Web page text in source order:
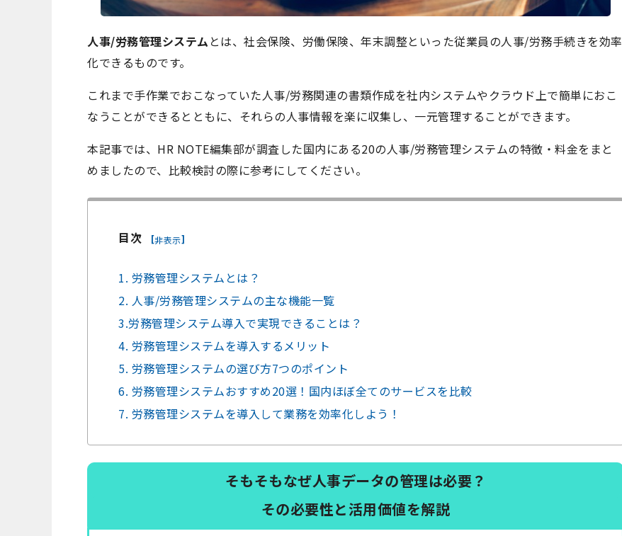
人事/労務管理システム とは、社会保険、労働保険、年末調整といった従業員の人事/労務手続きを効率
化できるものです。
これまで手作業でおこなっていた人事/労務関連の書類作成を社内システムやクラウド上で簡単におこ
なうことができるとともに、それらの人事情報を楽に収集し、一元管理することができます。
本記事では、HR NOTE編集部が調査した国内にある20の人事/労務管理システムの特徴・料金をまと
めましたので、比較検討の際に参考にしてください。
目次 [非表示]
1. 労務管理システムとは？
2. 人事/労務管理システムの主な機能一覧
3.労務管理システム導入で実現できることは？
4. 労務管理システムを導入するメリット
5. 労務管理システムの選び方7つのポイント
6. 労務管理システムおすすめ20選！国内ほぼ全てのサービスを比較
7. 労務管理システムを導入して業務を効率化しよう！
そもそもなぜ人事データの管理は必要？
その必要性と活用価値を解説